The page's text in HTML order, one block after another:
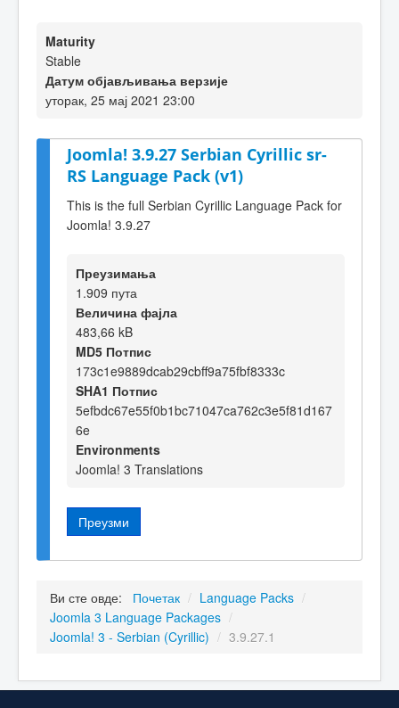
Maturity
Stable
Датум објављивања верзије
уторак, 25 мај 2021 23:00
Joomla! 3.9.27 Serbian Cyrillic sr-
RS Language Pack (v1)
This is the full Serbian Cyrillic Language Pack for
Joomla! 3.9.27
Преузимања
1.909 пута
Величина фајла
483,66 kB
MD5 Потпис
173c1e9889dcab29cbff9a75fbf8333c
SHA1 Потпис
5efbdc67e55f0b1bc71047ca762c3e5f81d167
6e
Environments
Joomla! 3 Translations
Преузми
Ви сте овде: Почетак / Language Packs /
Joomla 3 Language Packages /
Joomla! 3 - Serbian (Cyrillic) / 3.9.27.1